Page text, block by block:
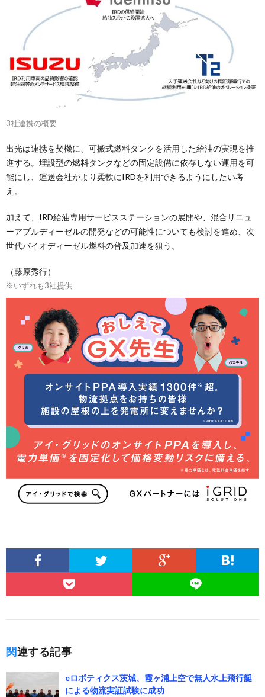
3社連携の概要
出光は連携を契機に、可搬式燃料タンクを活用した給油の実現を推
進する。埋設型の燃料タンクなどの固定設備に依存しない運用を可
能にし、運送会社がより柔軟にIRDを利用できるようにしたい考
え。
加えて、IRD給油専用サービスステーションの展開や、混合リニュ
ーアブルディーゼルの開発などの可能性についても検討を進め、次
世代バイオディーゼル燃料の普及加速を狙う。
（藤原秀行）
※いずれも3社提供
関連する記事
eロボティクス茨城、霞ヶ浦上空で無人水上飛行艇
による物流実証試験に成功